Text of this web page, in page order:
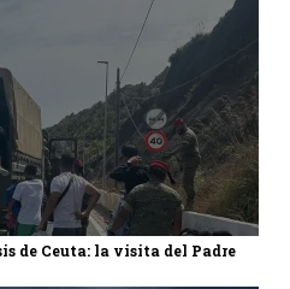
de Ceuta: la visita del Padre